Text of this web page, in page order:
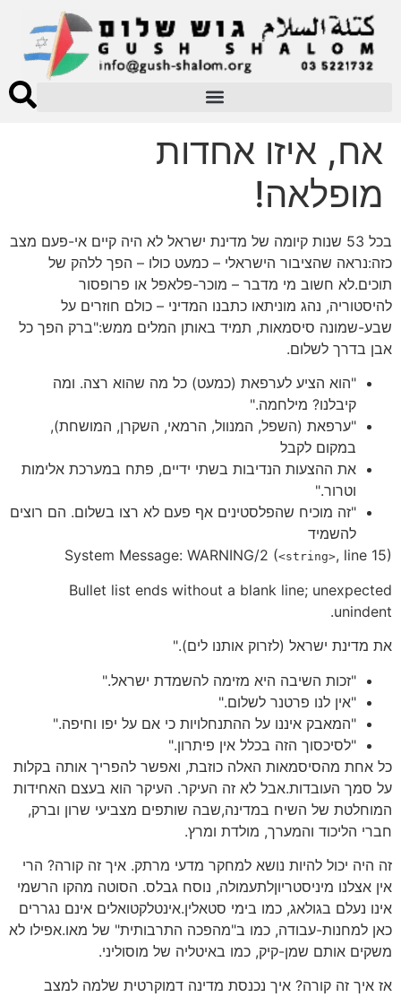
אח, איזו אחדות
מופלאה!
בכל 53 שנות קיומה של מדינת ישראל לא היה קיים אי-פעם מצב
כזה:נראה שהציבור הישראלי – כמעט כולו – הפך ללהק של
תוכים.לא חשוב מי מדבר – מוכר-פלאפל או פרופסור
להיסטוריה, נהג מוניתאו כתבנו המדיני – כולם חוזרים על
שבע-שמונה סיסמאות, תמיד באותן המלים ממש:"ברק הפך כל
אבן בדרך לשלום.
"הוא הציע לערפאת (כמעט) כל מה שהוא רצה. ומה
קיבלנו? מילחמה."
"ערפאת (השפל, המנוול, הרמאי, השקרן, המושחת),
במקום לקבל
את ההצעות הנדיבות בשתי ידיים, פתח במערכת אלימות
וטרור."
"זה מוכיח שהפלסטינים אף פעם לא רצו בשלום. הם רוצים
להשמיד
System Message: WARNING/2 (<string>, line 15)
Bullet list ends without a blank line; unexpected
unindent.
את מדינת ישראל (לזרוק אותנו לים)."
"זכות השיבה היא מזימה להשמדת ישראל."
"אין לנו פרטנר לשלום."
"המאבק איננו על ההתנחלויות כי אם על יפו וחיפה."
"לסיכסוך הזה בכלל אין פיתרון."
כל אחת מהסיסמאות האלה כוזבת, ואפשר להפריך אותה בקלות
על סמך העובדות.אבל לא זה העיקר. העיקר הוא בעצם האחידות
המוחלטת של השיח במדינה,שבה שותפים מצביעי שרון וברק,
חברי הליכוד והמערך, מולדת ומרץ.
זה היה יכול להיות נושא למחקר מדעי מרתק. איך זה קורה? הרי
אין אצלנו מיניסטריוןלתעמולה, נוסח גבלס. הסוטה מהקו הרשמי
אינו נעלם בגולאג, כמו בימי סטאלין.אינטלקטואלים אינם נגררים
כאן למחנות-עבודה, כמו ב"מהפכה התרבותית" של מאו.אפילו לא
משקים אותם שמן-קיק, כמו באיטליה של מוסוליני.
אז איך זה קורה? איך נכנסת מדינה דמוקרטית שלמה למצב